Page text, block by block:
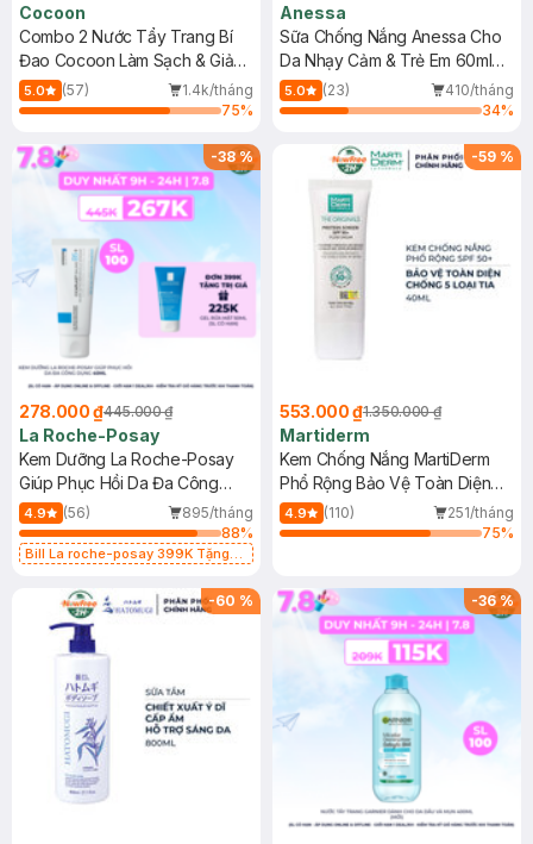
Cocoon
Combo 2 Nước Tẩy Trang Bí
Đao Cocoon Làm Sạch & Giảm
Dầu 500ml
5.0 (57)
1.4k/tháng
75%
Anessa
Sữa Chống Nắng Anessa Cho
Da Nhạy Cảm & Trẻ Em 60ml
(Mới)
5.0 (23)
410/tháng
34%
-38%
278.000 ₫445.000 ₫
La Roche-Posay
Kem Dưỡng La Roche-Posay
Giúp Phục Hồi Da Đa Công
Dụng 40ml
4.9 (56)
895/tháng
88%
Bill La roche-posay 399K Tặng
(SL có hạn)
-59 %
553.000 ₫1.350.000 ₫
Martiderm
Kem Chống Nắng MartiDerm
Phổ Rộng Bảo Vệ Toàn Diện
40ml
4.9 (110)
251/tháng
75%
-60 % -36%